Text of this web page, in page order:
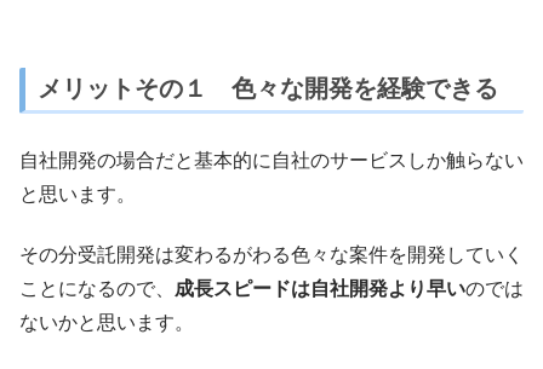
メリットその１ 色々な開発を経験できる
自社開発の場合だと基本的に自社のサービスしか触らない
と思います。
その分受託開発は変わるがわる色々な案件を開発していく
ことになるので、 成長スピードは自社開発より早いのでは
ないかと思います。